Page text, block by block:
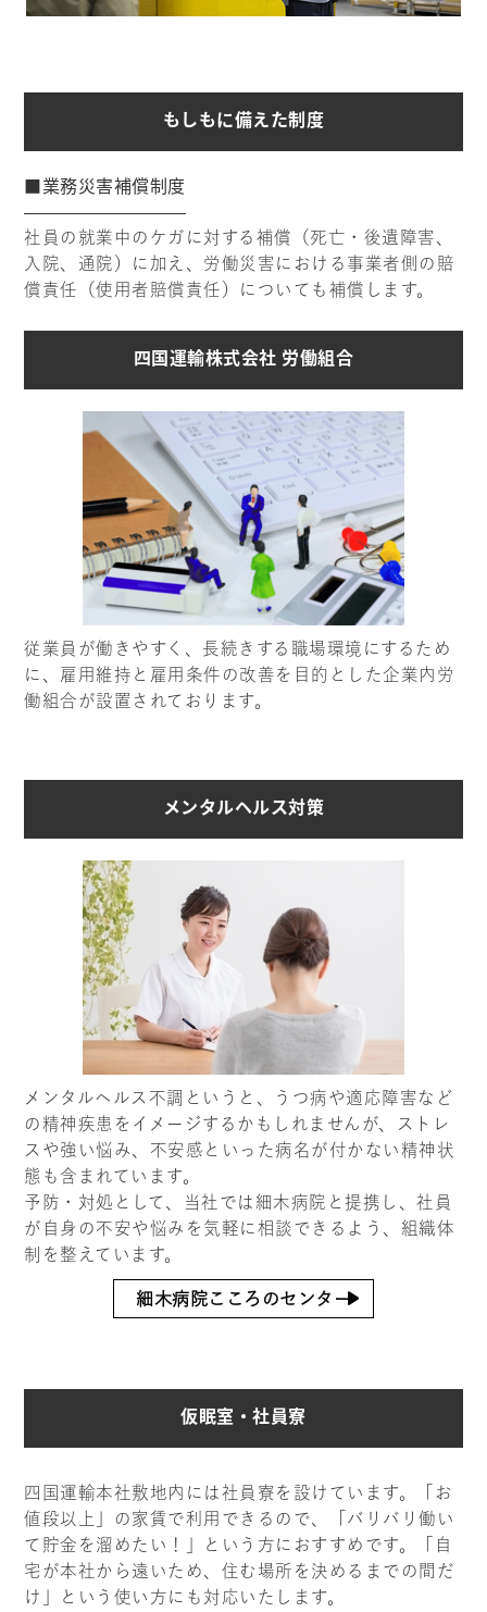
もしもに備えた制度
■業務災害補償制度
社員の就業中のケガに対する補償（死亡・後遺障害、
入院、通院）に加え、労働災害における事業者側の賠
償責任（使用者賠償責任）についても補償します。
四国運輸株式会社 労働組合
従業員が働きやすく、長続きする職場環境にするため
に、雇用維持と雇用条件の改善を目的とした企業内労
働組合が設置されております。
メンタルヘルス対策
メンタルヘルス不調というと、うつ病や適応障害など
の精神疾患をイメージするかもしれませんが、ストレ
スや強い悩み、不安感といった病名が付かない精神状
態も含まれています。
予防・対処として、当社では細木病院と提携し、社員
が自身の不安や悩みを気軽に相談できるよう、組織体
制を整えています。
細木病院こころのセンター
仮眠室・社員寮
四国運輸本社敷地内には社員寮を設けています。「お
値段以上」の家賃で利用できるので、「バリバリ働い
て貯金を溜めたい！」という方におすすめです。「自
宅が本社から遠いため、住む場所を決めるまでの間だ
け」という使い方にも対応いたします。